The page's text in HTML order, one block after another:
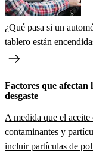
¿Qué pasa si un
tablero están
Factores que afectan
desgaste
A medida que el
contaminantes y
incluir partículas de